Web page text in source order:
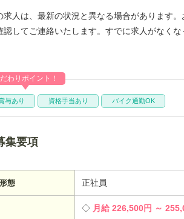
人は、最新の状況と異なる場合があります
認してご連絡いたします。すでに求人がなく
与あり 資格手当あり バイク通勤OK
だわりポイント！
集要項
態 正社員
月給 226,500円 ～